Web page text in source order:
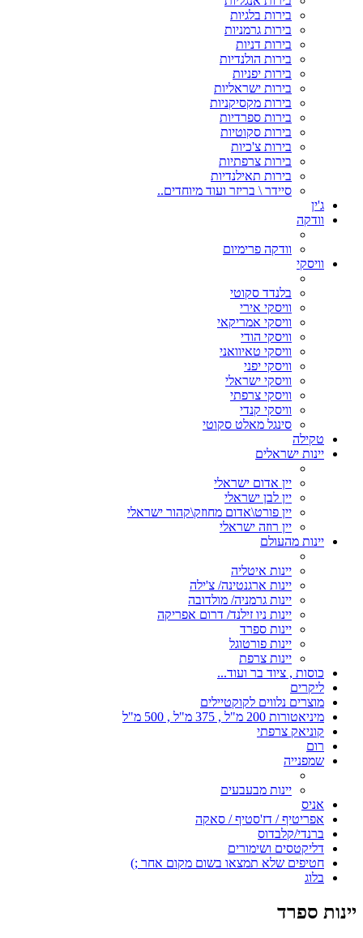
בירות בלגיות
בירות גרמניות
בירות דניות
בירות הולנדיות
בירות יפניות
בירות ישראליות
בירות מקסיקניות
בירות ספרדיות
בירות סקוטיות
בירות צ'כיות
בירות צרפתיות
בירות תאילנדיות
סיידר \ בריזר ועוד מיוחדים..
ג'ין
וודקה
וודקה פרימיום
וויסקי
בלנדד סקוטי
וויסקי אירי
וויסקי אמריקאי
וויסקי הודי
וויסקי טאיוואני
וויסקי יפני
וויסקי ישראלי
וויסקי צרפתי
וויסקי קנדי
סינגל מאלט סקוטי
טקילה
יינות ישראלים
יין אדום ישראלי
יין לבן ישראלי
יין פורט\אדום מחוזק\קהור ישראלי
יין רוזה ישראלי
יינות מהעולם
יינות איטליה
יינות ארגנטינה/ צ'ילה
יינות גרמניה/ מולדובה
יינות ניו זילנד/ דרום אפריקה
יינות ספרד
יינות פורטוגל
יינות צרפת
כוסות , ציוד בר ועוד...
ליקרים
מוצרים נלווים לקוקטיילים
מיניאטורות 200 מ"ל , 375 מ"ל , 500 מ"ל
קוניאק צרפתי
רום
שמפנייה
יינות מבעבעים
אניס
אפריטיף / דז'סטיף / סאקה
ברנדי/קלבדוס
דליקטסים ושימורים
חטיפים שלא תמצאו בשום מקום אחר ;)
בלוג
יינות ספרד